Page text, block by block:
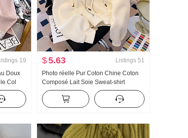
19
Doux
Col
$5.63 Listings 51
Photo réelle Pur Coton Chine Coton
Composé Lait Soie Sweat-shirt
Femme Version légère 2025 Automne
Nouveau Avec capuche Manches
longues T-shirt Top